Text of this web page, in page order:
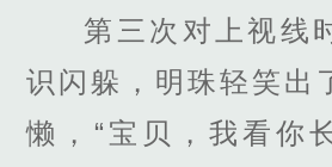
第三次对上视线
识闪躲，明珠轻笑出
懒，“宝贝，我看你